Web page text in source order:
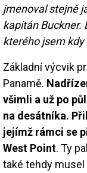
jmenoval stejně
kapitán Buckner.
kterého jsem
Základní výcvik
Panamě.
všimli a už po
na desátníka.
jejímž rámci se
West Point. Ty
také tehdy musel